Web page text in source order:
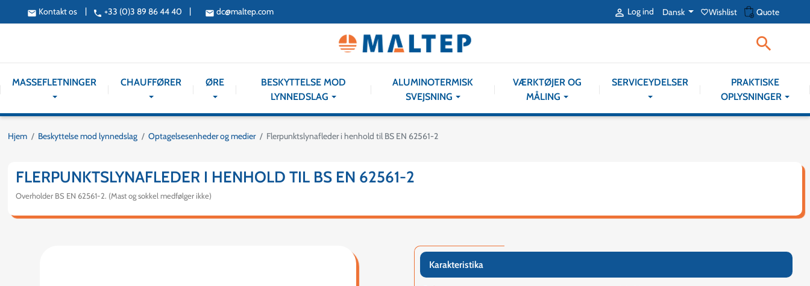
email Kontakt os | phone +33 (0)3 89 86 44 40 | email dc@maltep.com  Log ind Dansk favorite_borderWishlist shopping_cart Quote

MASSEFLETNINGER CHAUFFØRER ØRE
BESKYTTELSE MOD
LYNNEDSLAG
ALUMINOTERMISK
SVEJSNING
VÆRKTØJER OG
MÅLING
SERVICEYDELSER
PRAKTISKE
OPLYSNINGER
Hjem Beskyttelse mod lynnedslag Optagelsesenheder og medier Flerpunktslynafleder i henhold til BS EN 62561-2
FLERPUNKTSLYNAFLEDER I HENHOLD TIL BS EN 62561-2
Overholder BS EN 62561-2. (Mast og sokkel medfølger ikke)
Karakteristika